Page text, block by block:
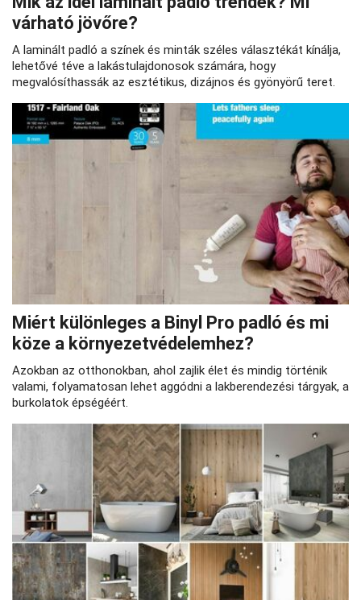
várható jövőre?
A laminált padló a színek és minták széles választékát kínálja,
lehetővé téve a lakástulajdonosok számára, hogy
megvalósíthassák az esztétikus, dizájnos és gyönyörű teret.
Miért különleges a Binyl Pro padló és mi
köze a környezetvédelemhez?
Azokban az otthonokban, ahol zajlik élet és mindig történik
valami, folyamatosan lehet aggódni a lakberendezési tárgyak, a
burkolatok épségéért.